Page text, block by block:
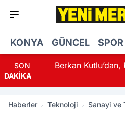
KONYA GÜNCEL SPOR
SON
DAKİKA
Berkan Kutlu’dan,
Haberler Teknoloji
Sanayi ve